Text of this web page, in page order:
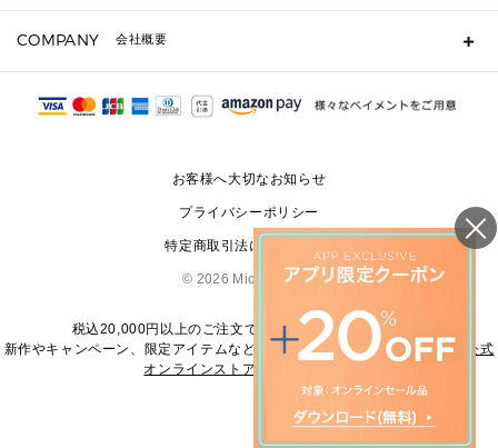
▶ シューズ・靴
サンダル
スニーカー
ショッピングバッグを購入商品分送ってもらえますか？
注文後に完了メールが受信できないのですが？
サイズ交換はできますか？
COMPANY 会社概要
会社概要
お客様へ大切なお知らせ
プライバシーポリシー
特定商取引法に基づく表記
© 2026 Michael Kors
税込20,000円以上のご注文で送料無料にてお届けします
新作やキャンペーン、限定アイテムなどの最新情報は、マイケル・コース公式
オンラインストア